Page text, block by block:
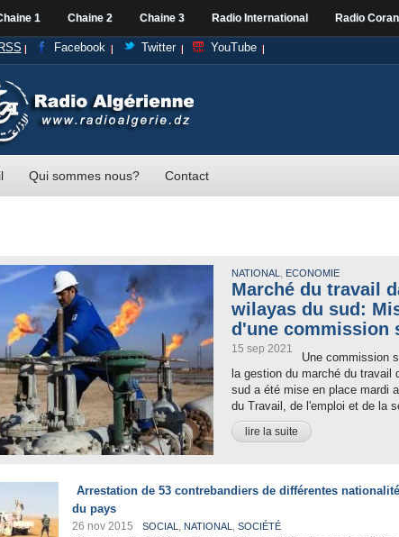
1 Chaine 2 Chaine 3 Radio International Radio Coran
RSS Facebook Twitter YouTube
Qui sommes nous? Contact
NATIONAL , ECONOMIE
Marché du travail
wilayas du sud:
d'une commission
15 sep 2021
Une commission
la gestion du marché du travail
sud a été mise en place mardi
du Travail, de l'emploi et de la
lire la suite
Arrestation de 53 contrebandiers de différentes
du pays
26 nov 2015 SOCIAL , NATIONAL , SOCIÉTÉ